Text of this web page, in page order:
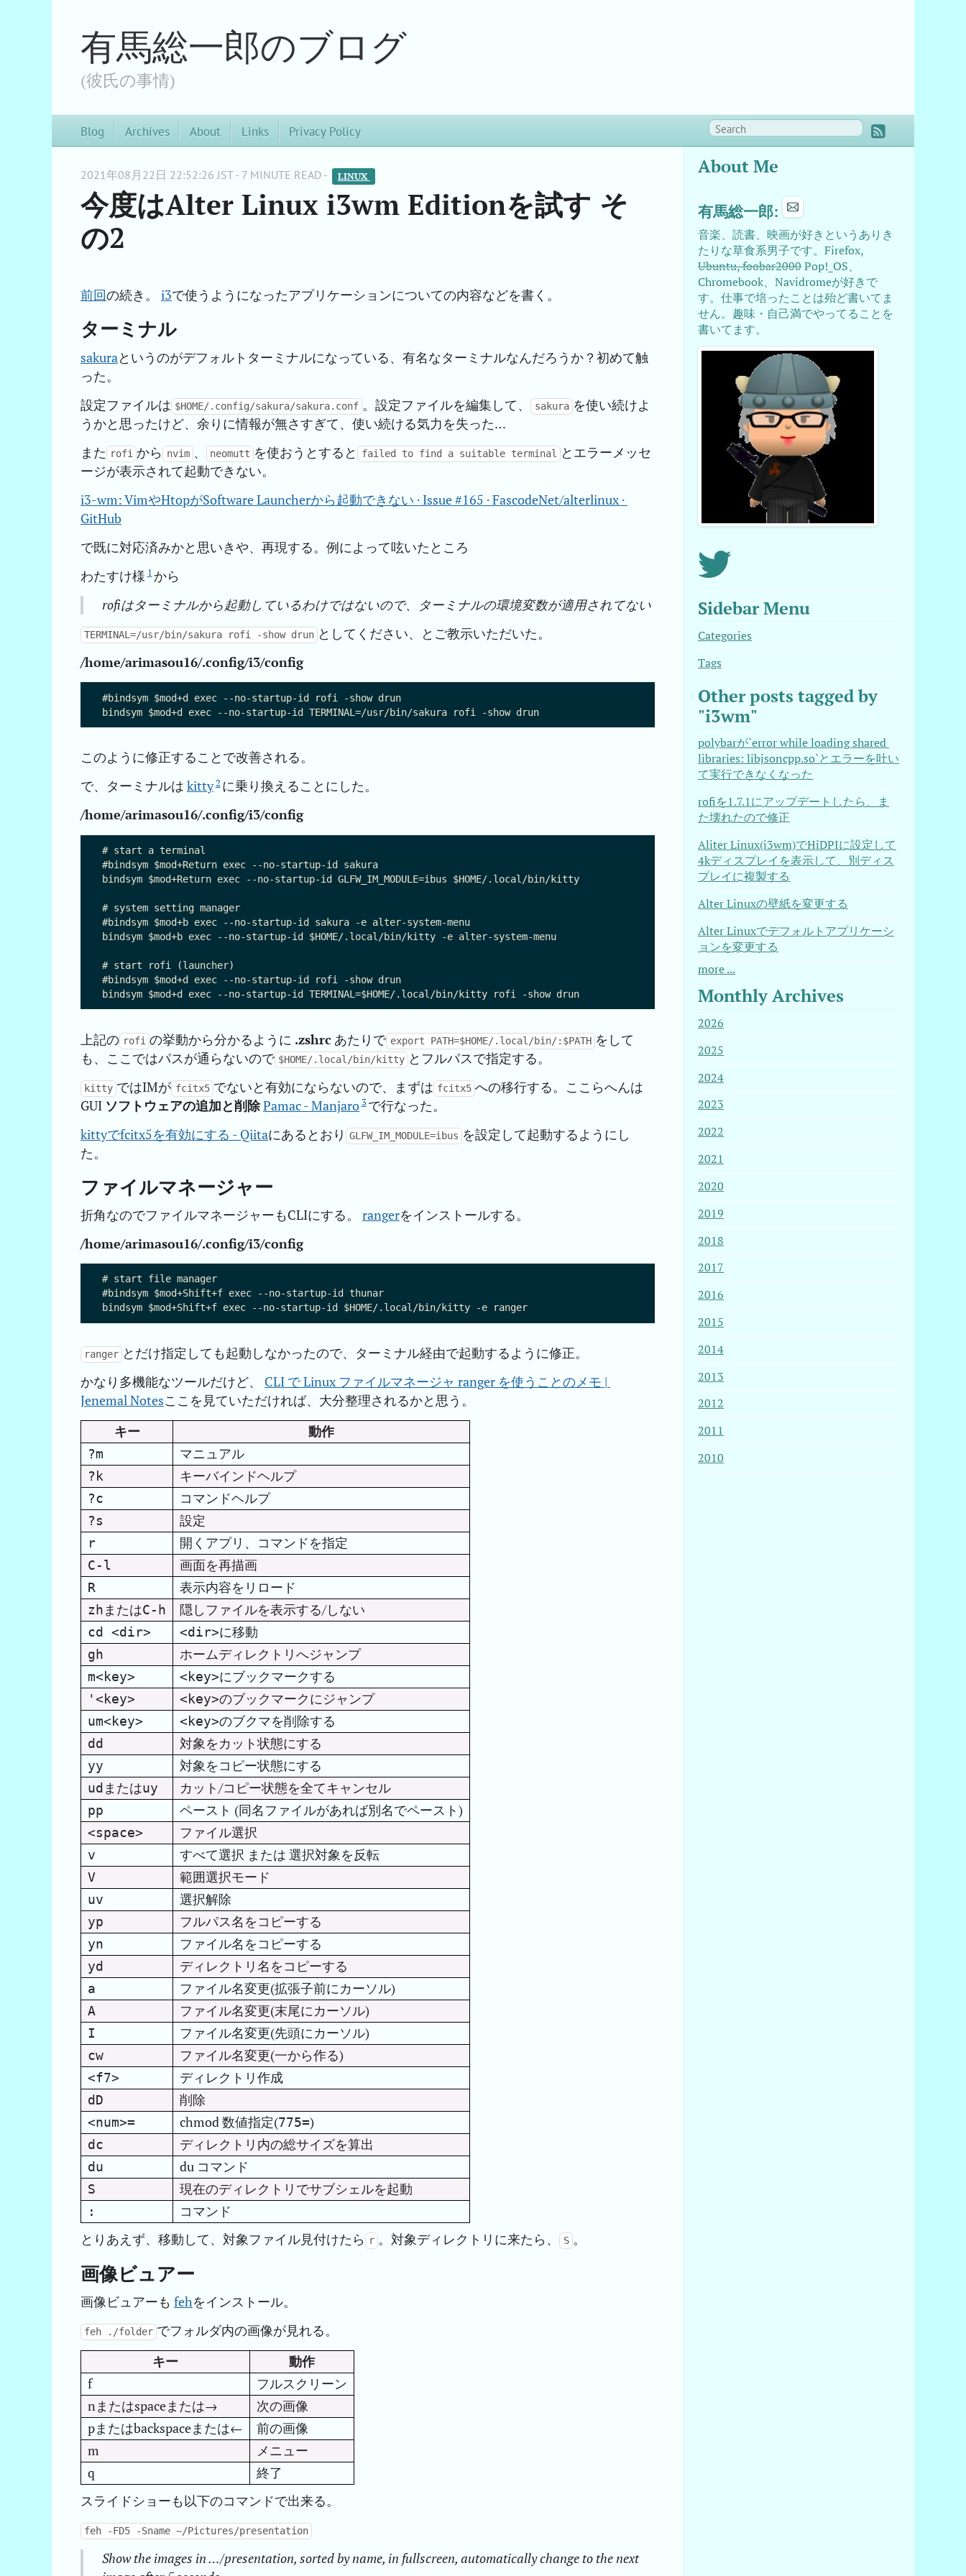
有馬総一郎のブログ
(彼氏の事情)
Blog Archives About Links Privacy Policy
2021年08月22日 22:52:26 JST - 7 MINUTE READ - LINUX
今度はAlter Linux i3wm Editionを試す そ
の2
前回の続き。 i3で使うようになったアプリケーションについての内容などを書く。
ターミナル
sakuraというのがデフォルトターミナルになっている、有名なターミナルなんだろうか？初めて触
った。
設定ファイルは $HOME/.config/sakura/sakura.conf 。設定ファイルを編集して、 sakura を使い続けよ
うかと思ったけど、余りに情報が無さすぎて、使い続ける気力を失った…
また rofi から nvim 、 neomutt を使おうとすると failed to find a suitable terminal とエラーメッセ
ージが表示されて起動できない。
i3-wm: VimやHtopがSoftware Launcherから起動できない · Issue #165 · FascodeNet/alterlinux ·
GitHub
で既に対応済みかと思いきや、再現する。例によって呟いたところ
わたすけ様 1から
rofiはターミナルから起動しているわけではないので、ターミナルの環境変数が適用されてない
TERMINAL=/usr/bin/sakura rofi -show drun としてください、とご教示いただいた。
/home/arimasou16/.config/i3/config
#bindsym $mod+d exec --no-startup-id rofi -show drun
このように修正することで改善される。
で、ターミナルは kitty2 に乗り換えることにした。
/home/arimasou16/.config/i3/config
# start a terminal
#bindsym $mod+Return exec --no-startup-id sakura
bindsym $mod+Return exec --no-startup-id GLFW_IM_MODULE=ibus $HOME/.local/bin/kitty
# system setting manager
#bindsym $mod+b exec --no-startup-id sakura -e alter-system-menu
bindsym $mod+b exec --no-startup-id $HOME/.local/bin/kitty -e alter-system-menu
# start rofi (launcher)
#bindsym $mod+d exec --no-startup-id rofi -show drun
上記の rofi の挙動から分かるように .zshrc あたりで export PATH=$HOME/.local/bin/:$PATH をして
も、ここではパスが通らないので $HOME/.local/bin/kitty とフルパスで指定する。
kitty ではIMが fcitx5 でないと有効にならないので、まずは fcitx5 への移行する。ここらへんは
GUI ソフトウェアの追加と削除Pamac - Manjaro 3で行なった。
kittyでfcitx5を有効にする - Qiitaにあるとおり GLFW_IM_MODULE=ibus を設定して起動するようにし
た。
ファイルマネージャー
折角なのでファイルマネージャーもCLIにする。 rangerをインストールする。
/home/arimasou16/.config/i3/config
# start file manager
#bindsym $mod+Shift+f exec --no-startup-id thunar
ranger とだけ指定しても起動しなかったので、ターミナル経由で起動するように修正。
かなり多機能なツールだけど、 CLI で Linux ファイルマネージャ ranger を使うことのメモ |
Jenemal Notesここを見ていただければ、大分整理されるかと思う。
キー
動作
?m マニュアル
?k キーバインドヘルプ
?c コマンドヘルプ
?s 設定
r 開くアプリ、コマンドを指定
C-l 画面を再描画
R 表示内容をリロード
zh またはC-h 隠しファイルを表示する/しない
cd <dir> <dir>に移動
gh ホームディレクトリへジャンプ
m<key> <key>にブックマークする
'<key> <key>のブックマークにジャンプ
um<key> <key>のブクマを削除する
dd 対象をカット状態にする
yy 対象をコピー状態にする
ud またはuy カット/コピー状態を全てキャンセル
pp ペースト (同名ファイルがあれば別名でペースト)
<space> ファイル選択
v すべて選択 または 選択対象を反転
V 範囲選択モード
uv 選択解除
yp フルパス名をコピーする
yn ファイル名をコピーする
yd ディレクトリ名をコピーする
a ファイル名変更(拡張子前にカーソル)
A ファイル名変更(末尾にカーソル)
I ファイル名変更(先頭にカーソル)
cw ファイル名変更(一から作る)
<f7> ディレクトリ作成
dD 削除
<num>= chmod 数値指定(775=)
dc ディレクトリ内の総サイズを算出
du du コマンド
S 現在のディレクトリでサブシェルを起動
:
コマンド
とりあえず、移動して、対象ファイル見付けたら
r 。対象ディレクトリに来たら、 S 。
画像ビュアー
画像ビュアーも fehをインストール。
feh ./folder でフォルダ内の画像が見れる。
キー
動作
f
フルスクリーン
nまたはspaceまたは→
次の画像
pまたはbackspaceまたは←
前の画像
m
メニュー
q
終了
スライドショーも以下のコマンドで出来る。
feh -FD5 -Sname ~/Pictures/presentation
Show the images in …/presentation, sorted by name, in fullscreen, automatically change to the next
About Me
有馬総一郎:
音楽、読書、映画が好きというありき
たりな草食系男子です。Firefox,
Ubuntu, foobar2000Pop!_OS、
Chromebook、Navidromeが好きで
す。仕事で培ったことは殆ど書いてま
せん。趣味・自己満でやってることを
書いてます。
Sidebar Menu
Categories
Tags
Other posts tagged by
"i3wm"
polybarが`error while loading shared
libraries: libjsoncpp.so`とエラーを吐い
て実行できなくなった
rofiを1.7.1にアップデートしたら、ま
た壊れたので修正
Aliter Linux(i3wm)でHiDPIに設定して
4kディスプレイを表示して、別ディス
プレイに複製する
Alter Linuxの壁紙を変更する
Alter Linuxでデフォルトアプリケーシ
ョンを変更する
more ...
Monthly Archives
2026
2025
2024
2023
2022
2021
2020
2019
2018
2017
2016
2015
2014
2013
2012
2011
2010